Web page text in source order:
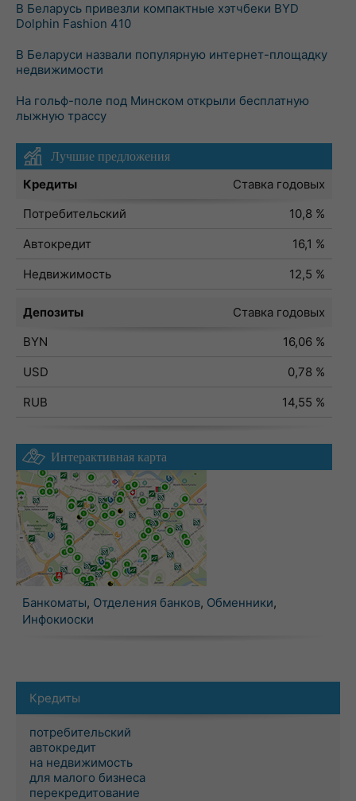
В Беларусь привезли компактные хэтчбеки BYD
Dolphin Fashion 410
В Беларуси назвали популярную интернет-площадку
недвижимости
На гольф-поле под Минском открыли бесплатную
лыжную трассу
Лучшие предложения
Кредиты
Ставка годовых
Потребительский
10,8 %
Автокредит
16,1 %
Недвижимость
12,5 %
Депозиты
Ставка годовых
BYN
16,06 %
USD
0,78 %
RUB
14,55 %
Интерактивная карта
Банкоматы, Отделения банков, Обменники,
Инфокиоски
Кредиты
потребительский
автокредит
на недвижимость
для малого бизнеса
перекредитование